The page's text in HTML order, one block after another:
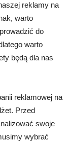
reklamy na
warto
do
warto
będą dla nas
reklamowej na
Przed
swoje
wybrać